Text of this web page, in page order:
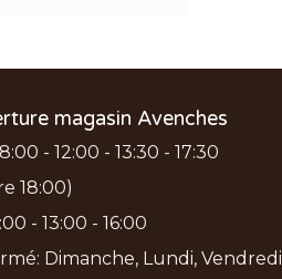
magasin Avenches
- 12:00 - 13:30 - 17:30
18:00)
- 13:00 - 16:00
Dimanche, Lundi, Vendredi